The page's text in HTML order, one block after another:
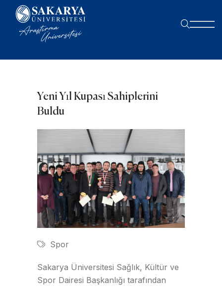
Yeni Yıl Kupası Sahiplerini
Buldu
Spor
Sakarya Üniversitesi Sağlık, Kültür ve
Spor Dairesi Başkanlığı tarafından